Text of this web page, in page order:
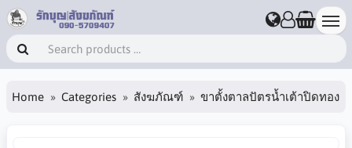
Home Categories สังฆภัณฑ์ ขาตั้งตาลปัตรน้ำเต้าปิดทอง